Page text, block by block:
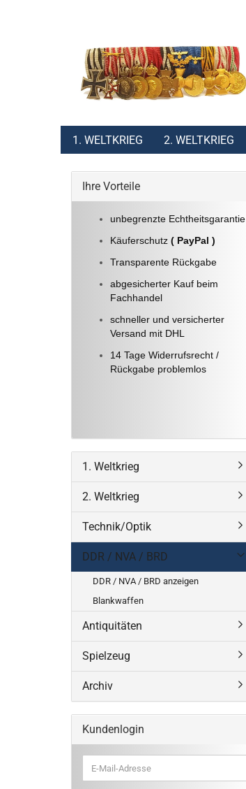
1. WELTKRIEG 2. WELTKRIEG
Ihre Vorteile
unbegrenzte Echtheitsgarantie
Käuferschutz ( PayPal )
Transparente Rückgabe
abgesicherter Kauf beim
Fachhandel
schneller und versicherter
Versand mit DHL
14 Tage Widerrufsrecht /
Rückgabe problemlos
1. Weltkrieg
2. Weltkrieg
Technik/Optik
DDR / NVA / BRD
DDR / NVA / BRD anzeigen
Blankwaffen
Antiquitäten
Spielzeug
Archiv
Kundenlogin
E-
Mail-